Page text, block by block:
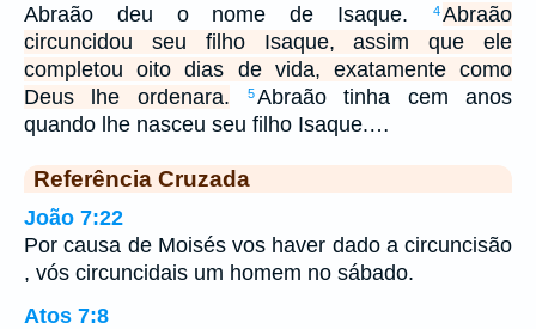
Abraão deu o nome de Isaque.
4Abraão
circuncidou seu filho Isaque, assim que ele
completou oito dias de vida, exatamente como
Deus lhe ordenara.
5Abraão tinha cem anos
quando lhe nasceu seu filho Isaque.…
Referência Cruzada
João 7:22
Por causa de Moisés vos haver dado a circuncisão
, vós circuncidais um homem no sábado.
Atos 7:8